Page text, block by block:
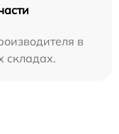
в
складах.